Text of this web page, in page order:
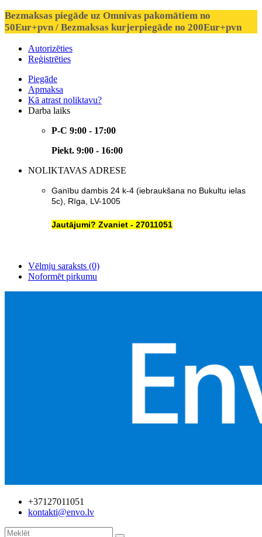
Bezmaksas piegāde uz Omnivas pakomātiem no
50Eur+pvn / Bezmaksas kurjerpiegāde no 200Eur+pvn
Autorizēties
Reģistrēties
Piegāde
Apmaksa
Kā atrast noliktavu?
Darba laiks
P-C 9:00 - 17:00
Piekt. 9:00 - 16:00
NOLIKTAVAS ADRESE
Ganību dambis 24 k-4 (iebraukšana no Bukultu ielas
5c), Rīga, LV-1005
Jautājumi? Zvaniet - 27011051
Vēlmju saraksts (0)
Noformēt pirkumu
+37127011051
kontakti@envo.lv